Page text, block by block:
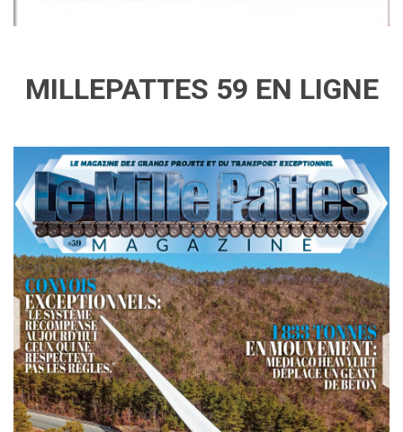
MILLEPATTES 59 EN LIGNE